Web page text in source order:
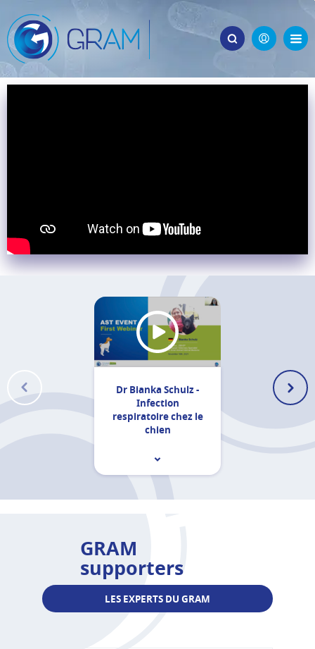
Dr Bianka Schulz -
Infection
respiratoire chez le
chien
GRAM
supporters
LES EXPERTS DU GRAM